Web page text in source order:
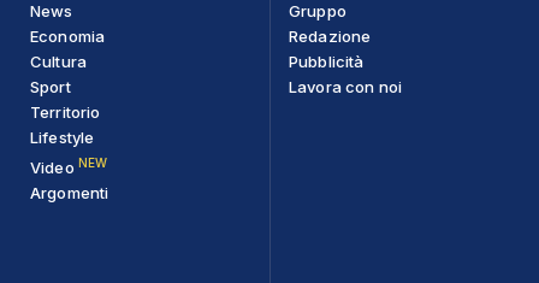
News
Economia
Cultura
Sport
Territorio
Lifestyle
Video NEW
Argomenti
Gruppo
Redazione
Pubblicità
Lavora con noi